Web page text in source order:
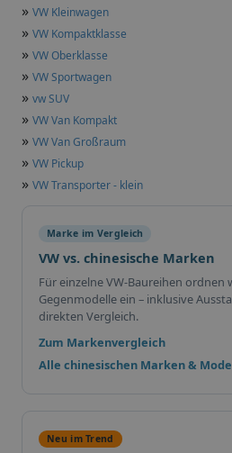
» VW Kleinwagen
» VW Kompaktklasse
» VW Oberklasse
» VW Sportwagen
» vw SUV
» VW Van Kompakt
» VW Van Großraum
» VW Pickup
» VW Transporter - klein
Marke im Vergleich
VW vs. chinesische Marken
Für einzelne VW-Baureihen ordnen
Gegenmodelle ein – inklusive
direkten Vergleich.
Zum Markenvergleich
Alle chinesischen Marken &
Neu im Trend